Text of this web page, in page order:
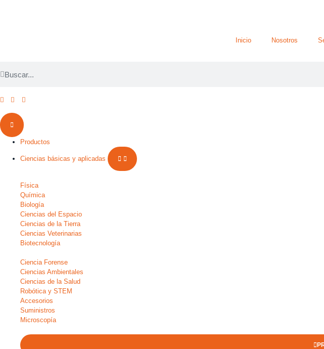
Inicio Nosotros
Productos
Ciencias básicas y aplicadas
Física
Química
Biología
Ciencias del Espacio
Ciencias de la Tierra
Ciencias Veterinarias
Biotecnología
Ciencia Forense
Ciencias Ambientales
Ciencias de la Salud
Robótica y STEM
Accesorios
Suministros
Microscopía